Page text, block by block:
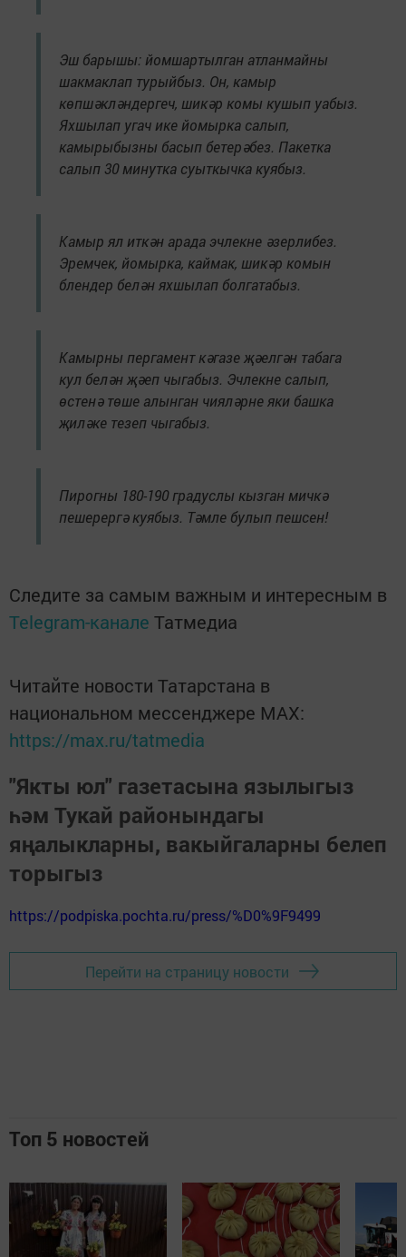
Эш барышы: йомшартылган атланмайны
шакмаклап турыйбыз. Он, камыр
көпшәкләндергеч, шикәр комы кушып уабыз.
Яхшылап угач ике йомырка салып,
камырыбызны басып бетерәбез. Пакетка
салып 30 минутка суыткычка куябыз.
Камыр ял иткән арада эчлекне әзерлибез.
Эремчек, йомырка, каймак, шикәр комын
блендер белән яхшылап болгатабыз.
Камырны пергамент кәгазе җәелгән табага
кул белән җәеп чыгабыз. Эчлекне салып,
өстенә төше алынган чияләрне яки башка
җиләке тезеп чыгабыз.
Пирогны 180-190 градуслы кызган мичкә
пешерергә куябыз. Тәмле булып пешсен!
Следите за самым важным и интересным в
Telegram-канале Татмедиа
Читайте новости Татарстана в
национальном мессенджере MАХ:
https://max.ru/tatmedia
"Якты юл" газетасына язылыгыз
һәм Тукай районындагы
яңалыкларны, вакыйгаларны белеп
торыгыз
https://podpiska.pochta.ru/press/%D0%9F9499
Перейти на страницу новости
Топ 5 новостей